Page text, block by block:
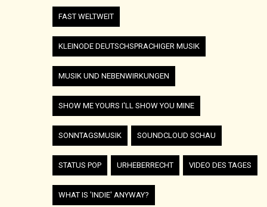
FAST WELTWEIT
KLEINODE DEUTSCHSPRACHIGER MUSIK
MUSIK UND NEBENWIRKUNGEN
SHOW ME YOURS I'LL SHOW YOU MINE
SONNTAGSMUSIK SOUNDCLOUD SCHAU
STATUS POP URHEBERRECHT VIDEO DES TAGES
WHAT IS 'INDIE' ANYWAY?